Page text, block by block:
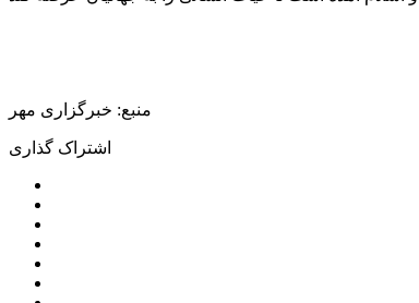
منبع: خبرگزاری مهر
اشتراک گذاری